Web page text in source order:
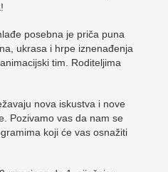
posebna je priča puna
ukrasa i hrpe iznenađenja
tim. Roditeljima
nova iskustva i nove
Pozivamo vas da nam se
koji će vas osnažiti